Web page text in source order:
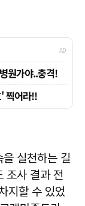
실천하는 길
조사 결과 전
지할 수 있었